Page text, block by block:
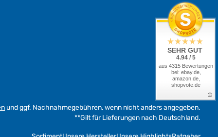
und ggf. Nachnahmegebühren, wenn nicht anders angegeben.
**Gilt für Lieferungen nach Deutschland.
SEHR GUT
4.94 / 5
aus 4315 Bewertungen
bei: ebay.de,
amazon.de,
shopvote.de